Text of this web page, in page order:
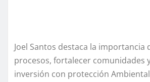
Joel Santos destaca la importancia
procesos, fortalecer comunidades
inversión con protección Ambiental